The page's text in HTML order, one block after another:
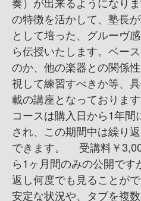
の特徴を活かして、塾長
として培った、グルーヴ
ら伝授いたします。ベー
のか、他の楽器との関係
視して練習すべきか等、
載の講座となっておりま
コースは購入日から1年
され、この期間中は繰り
できます。 受講料￥
ら1ヶ月間のみの公開です
返し何度でも見ることが
安定な状況や、タブを複